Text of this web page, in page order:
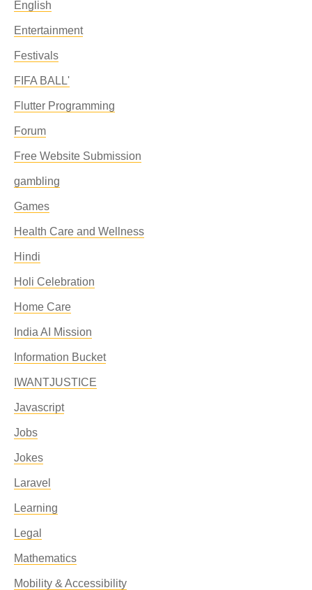
English
Entertainment
Festivals
FIFA BALL'
Flutter Programming
Forum
Free Website Submission
gambling
Games
Health Care and Wellness
Hindi
Holi Celebration
Home Care
India AI Mission
Information Bucket
IWANTJUSTICE
Javascript
Jobs
Jokes
Laravel
Learning
Legal
Mathematics
Mobility & Accessibility